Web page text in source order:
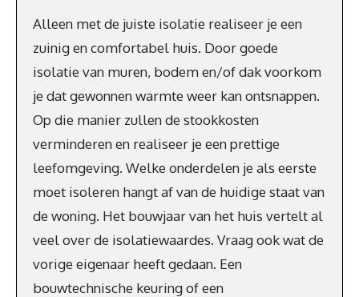
Alleen met de juiste isolatie realiseer je een
zuinig en comfortabel huis. Door goede
isolatie van muren, bodem en/of dak voorkom
je dat gewonnen warmte weer kan ontsnappen.
Op die manier zullen de stookkosten
verminderen en realiseer je een prettige
leefomgeving. Welke onderdelen je als eerste
moet isoleren hangt af van de huidige staat van
de woning. Het bouwjaar van het huis vertelt al
veel over de isolatiewaardes. Vraag ook wat de
vorige eigenaar heeft gedaan. Een
bouwtechnische keuring of een